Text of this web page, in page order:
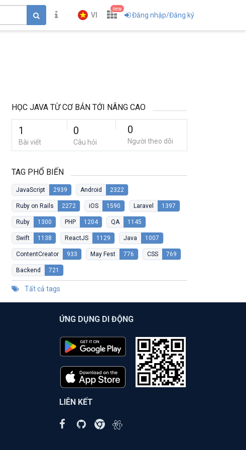
VI
new
Đăng nhập/Đăng ký
HỌC JAVA TỪ CƠ BẢN TỚI NÂNG CAO
1
Bài viết
0
Câu hỏi
0
Người theo dõi
TAG PHỔ BIẾN
JavaScript 2939 Android 2322
Ruby on Rails 2272 iOS 1590 Laravel 1397
Ruby 1300 PHP 1204 QA 1145
Swift 1138 ReactJS 1129 Java 1007
ContentCreator 933 May Fest 776 CSS 769
Backend 721
Tất cả tags
ỨNG DỤNG DI ĐỘNG
LIÊN KẾT